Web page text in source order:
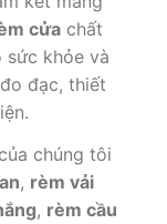
cửa chất
sức khỏe và
đạc, thiết
chúng tôi
, rèm vải
, rèm cầu